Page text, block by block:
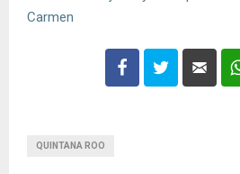
Carmen
QUINTANA ROO